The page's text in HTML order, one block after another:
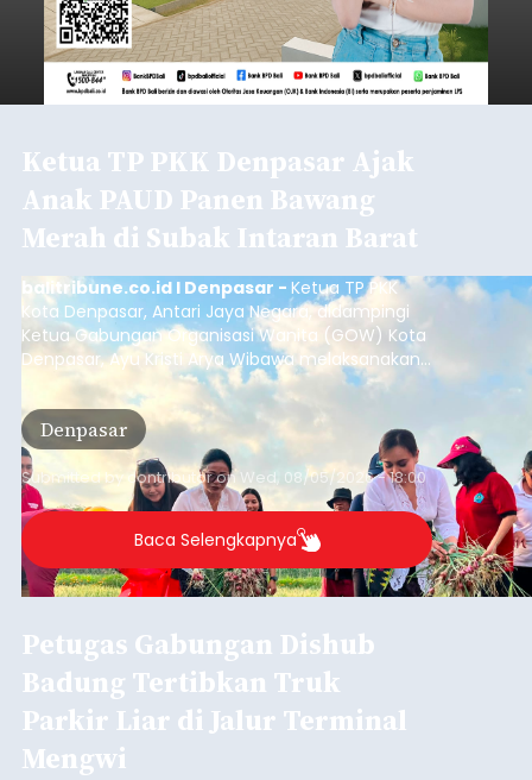
Ketua TP PKK Denpasar Ajak
Anak PAUD Panen Bawang
Merah di Subak Intaran Barat
balitribune.co.id I Denpasar - Ketua TP PKK
Kota Denpasar, Antari Jaya Negara, didampingi
Ketua Gabungan Organisasi Wanita (GOW) Kota
Denpasar, Ayu Kristi Arya Wibawa melaksanakan
panen bawang merah dan jagung manis
bersama anak-anak Pendidikan Anak Usia Dini
(PAUD) di Subak Intaran Barat, Rabu (5/8/2026).
Denpasar
Submitted by contributoron Wed, 08/05/2026 - 18:00
Baca Selengkapnya
Petugas Gabungan Dishub
Badung Tertibkan Truk
Parkir Liar di Jalur Terminal
Mengwi